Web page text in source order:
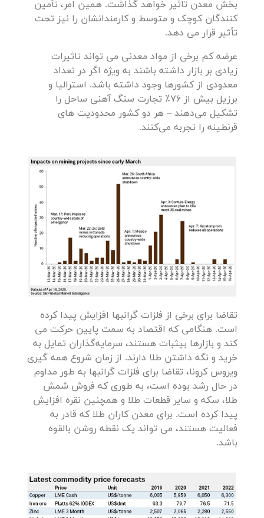
بخش معدن تاثیر خواهد گذاشت. همین امر، تأمین
کنندگان کوچک و متوسط و کارمندانشان را نیز تحت
تأثیر قرار می دهد.
عرضه کم برخی از مواد معدنی می تواند تاثیرات
زیادی بر بازار داشته باشند به ویژه اگر در تعداد
معدودی از کشورها وجود داشته باشد. استرالیا و
برزیل بیش از 76٪ تجارت سنگ آهنی ساحل را
تشکیل می‌دهند – هر دو کشور محدودیت های
قرنطینه را تجربه می‌کنند.
تقاضا برای برخی از فلزات گرانبها افزایش پیدا کرده
است. هنگامی که اقتصاد به سمت پایین حرکت می
کند و بازارها بی­ثبات هستند، سرمایه‌گذاران تمایل به
خرید و نگه داشتن طلا دارند. از زمان شروع همه گیری
ویروس کرونا، تقاضا برای فلزات گرانبها به طور مداوم
در حال رشد بوده است، به طوری که فروش شمش
طلا، سکه و سایر قطعات طلا و همچنین نقره افزایش
پیدا کرده است. برای معدن کاران طلا که قادر به
فعالیت هستند، می تواند یک نقطه روشن بالقوه
باشد.